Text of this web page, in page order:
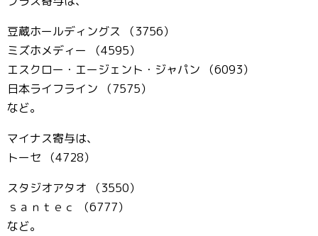
豆蔵ホールディングス （3756）
ミズホメディー （4595）
エスクロー・エージェント・ジャパン （6093）
日本ライフライン （7575）
など。
マイナス寄与は、
トーセ （4728）
スタジオアタオ （3550）
ｓａｎｔｅｃ （6777）
など。